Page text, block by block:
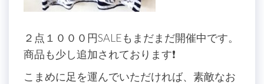
２点１０００円SALEもまだまだ開催中です。
商品も少し追加されております❗️
こまめに足を運んでいただければ、素敵なお